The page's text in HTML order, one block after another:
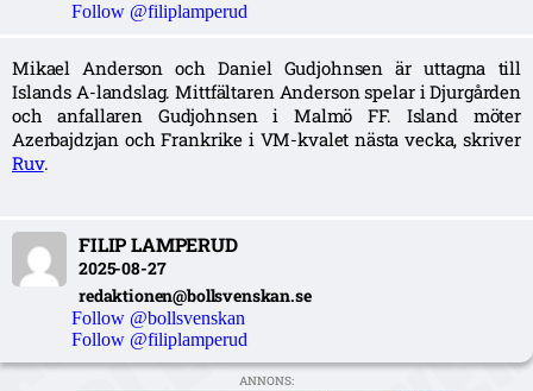
Follow @filiplamperud
Mikael Anderson och Daniel Gudjohnsen är uttagna till
Islands A-landslag. Mittfältaren Anderson spelar i Djurgården
och anfallaren Gudjohnsen i Malmö FF. Island möter
Azerbajdzjan och Frankrike i VM-kvalet nästa vecka, skriver
Ruv.
FILIP LAMPERUD
2025-08-27
redaktionen@bollsvenskan.se
Follow @bollsvenskan
Follow @filiplamperud
ANNONS: